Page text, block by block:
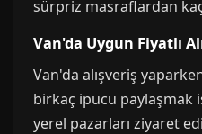
sürpriz masraflardan
Van'da Uygun Fiyatlı
Van'da alışveriş
birkaç ipucu paylaşmak
yerel pazarları ziyaret